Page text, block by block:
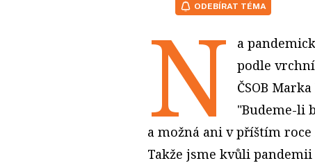
ODEBÍRAT TÉMA
N
a
podle
ČSOB
"Budeme-li
a možná ani v příštím
Takže jsme kvůli